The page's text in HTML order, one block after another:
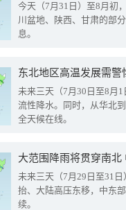
今天（7月31日）至8月初
川盆地、陕西、甘肃的部
息。
东北地区高温发展需
未来三天（7月30日至8月
流性降水。同时，从华北
全天候在线。
大范围降雨将贯穿南
未来三天（7月29日至31
抬、大陆高压东移，中东
续。